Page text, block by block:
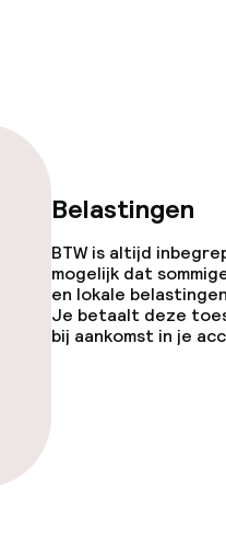
Belastingen
BTW is altijd
mogelijk dat
en lokale
Je betaalt deze
bij aankomst in je